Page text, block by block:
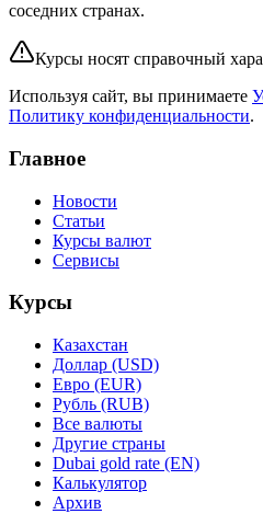
соседних странах.
Курсы носят справочный
Используя сайт, вы принимаете
Политику конфиденциальности.
Главное
Новости
Статьи
Курсы валют
Сервисы
Курсы
Казахстан
Доллар (USD)
Евро (EUR)
Рубль (RUB)
Все валюты
Другие страны
Dubai gold rate (EN)
Калькулятор
Архив